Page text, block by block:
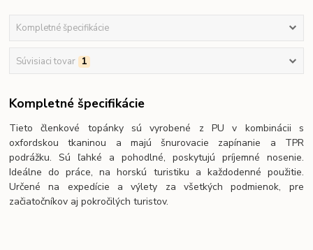
Kompletné špecifikácie
Súvisiaci tovar 1
Kompletné špecifikácie
Tieto členkové topánky sú vyrobené z PU v kombinácii s
oxfordskou tkaninou a majú šnurovacie zapínanie a TPR
podrážku. Sú ľahké a pohodlné, poskytujú príjemné nosenie.
Ideálne do práce, na horskú turistiku a každodenné použitie.
Určené na expedície a výlety za všetkých podmienok, pre
začiatočníkov aj pokročilých turistov.